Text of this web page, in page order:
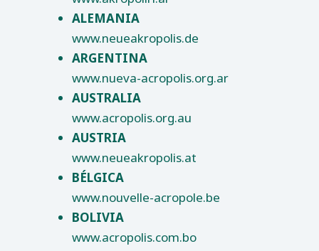
ALEMANIA
www.neueakropolis.de
ARGENTINA
www.nueva-acropolis.org.ar
AUSTRALIA
www.acropolis.org.au
AUSTRIA
www.neueakropolis.at
BÉLGICA
www.nouvelle-acropole.be
BOLIVIA
www.acropolis.com.bo